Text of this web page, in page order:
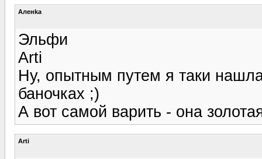
Аленka
Эльфи
Arti
Ну, опытным путем я таки
баночках ;)
А вот самой варить - она
Arti